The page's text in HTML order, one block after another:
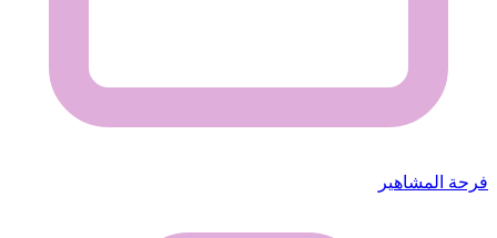
فرحة المشاهير